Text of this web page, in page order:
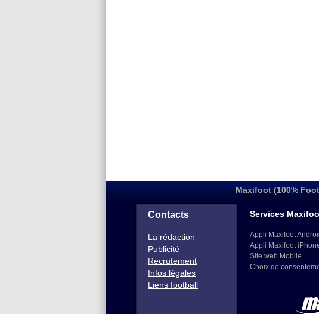
Maxifoot (100%
Contacts
La rédaction
Publicité
Recrutement
Infos légales
Liens football
Services
Appli Maxifoot
Appli Maxifoot
Site web Mobile
Choix de